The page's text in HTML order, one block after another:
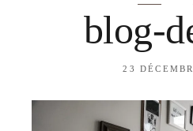
blog-
23